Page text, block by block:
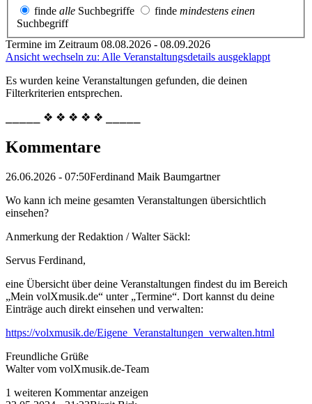
finde alle Suchbegriffe finde mindestens einen
Suchbegriff
Termine im Zeitraum 08.08.2026 - 08.09.2026
Ansicht wechseln zu: Alle Veranstaltungsdetails ausgeklappt
Es wurden keine Veranstaltungen gefunden, die deinen
Filterkriterien entsprechen.
⎯⎯⎯⎯⎯ ❖ ❖ ❖ ❖ ❖ ⎯⎯⎯⎯⎯
Kommentare
26.06.2026 - 07:50Ferdinand Maik Baumgartner
Wo kann ich meine gesamten Veranstaltungen übersichtlich
einsehen?
Anmerkung der Redaktion /Walter Säckl:
Servus Ferdinand,
eine Übersicht über deine Veranstaltungen findest du im Bereich
„Mein volXmusik.de“ unter „Termine“. Dort kannst du deine
Einträge auch direkt einsehen und verwalten:
https://volxmusik.de/Eigene_Veranstaltungen_verwalten.html
Freundliche Grüße
Walter vom volXmusik.de-Team
1 weiteren Kommentar anzeigen